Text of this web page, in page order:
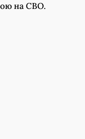
на СВО.